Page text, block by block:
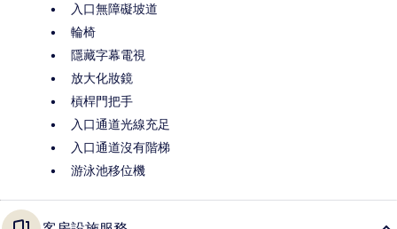
入口無障礙坡道
輪椅
隱藏字幕電視
放大化妝鏡
槓桿門把手
入口通道光線充足
入口通道沒有階梯
游泳池移位機